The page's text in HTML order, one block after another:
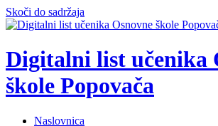
Skoči do sadržaja
Digitalni list učenika
škole Popovača
Naslovnica